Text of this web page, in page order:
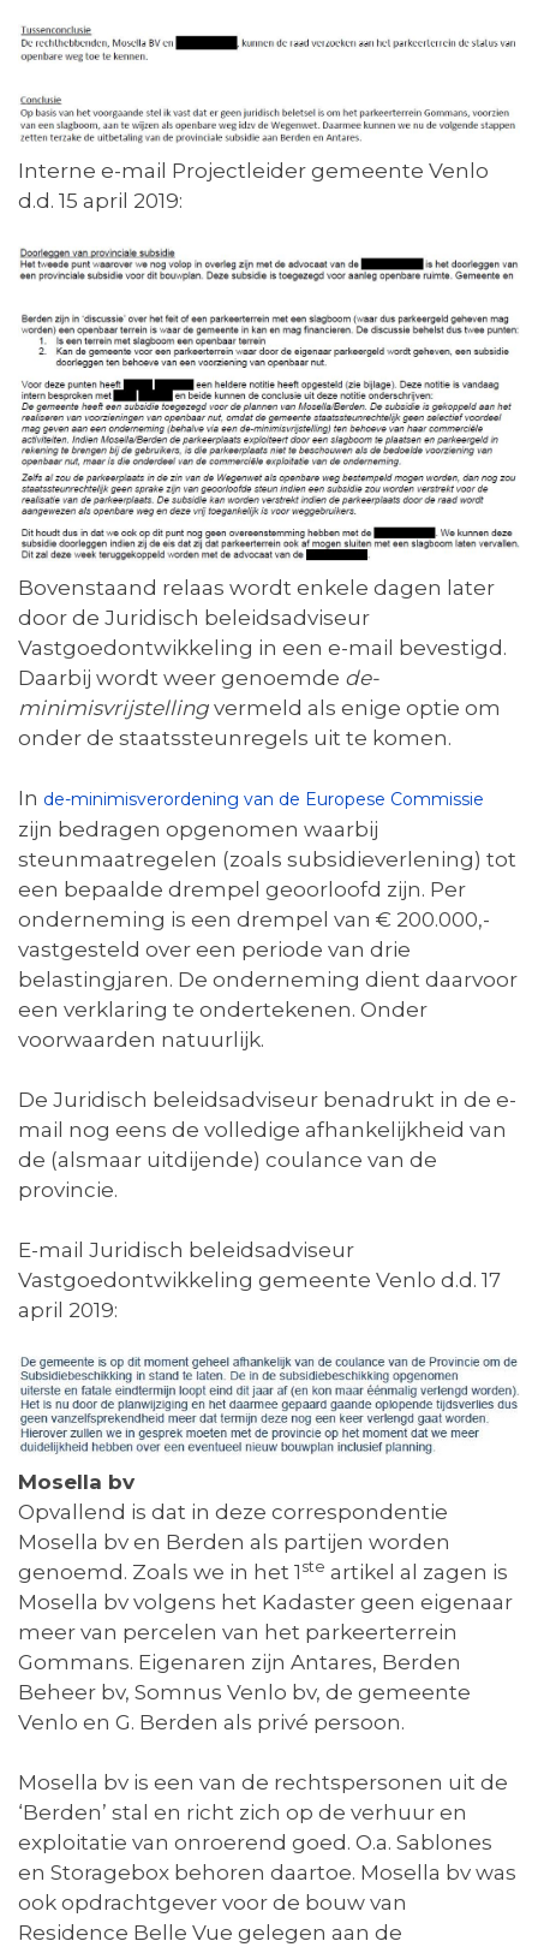
Interne e-mail Projectleider gemeente Venlo
d.d. 15 april 2019:
Bovenstaand relaas wordt enkele dagen later
door de Juridisch beleidsadviseur
Vastgoedontwikkeling in een e-mail bevestigd.
Daarbij wordt weer genoemde de-
minimisvrijstelling vermeld als enige optie om
onder de staatssteunregels uit te komen.
In de-minimisverordening van de Europese Commissie
zijn bedragen opgenomen waarbij
steunmaatregelen (zoals subsidieverlening) tot
een bepaalde drempel geoorloofd zijn. Per
onderneming is een drempel van € 200.000,-
vastgesteld over een periode van drie
belastingjaren. De onderneming dient daarvoor
een verklaring te ondertekenen. Onder
voorwaarden natuurlijk.
De Juridisch beleidsadviseur benadrukt in de e-
mail nog eens de volledige afhankelijkheid van
de (alsmaar uitdijende) coulance van de
provincie.
E-mail Juridisch beleidsadviseur
Vastgoedontwikkeling gemeente Venlo d.d. 17
april 2019:
Mosella bv
Opvallend is dat in deze correspondentie
Mosella bv en Berden als partijen worden
genoemd. Zoals we in het 1 ste artikel al zagen is
Mosella bv volgens het Kadaster geen eigenaar
meer van percelen van het parkeerterrein
Gommans. Eigenaren zijn Antares, Berden
Beheer bv, Somnus Venlo bv, de gemeente
Venlo en G. Berden als privé persoon.
Mosella bv is een van de rechtspersonen uit de
‘Berden’ stal en richt zich op de verhuur en
exploitatie van onroerend goed. O.a. Sablones
en Storagebox behoren daartoe. Mosella bv was
ook opdrachtgever voor de bouw van
Residence Belle Vue gelegen aan de